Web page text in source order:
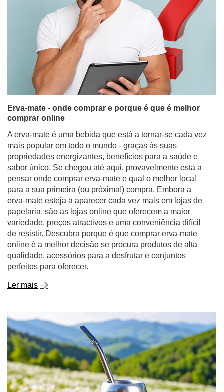
Erva-mate - onde comprar e porque é que é melhor
comprar online
A erva-mate é uma bebida que está a tornar-se cada vez
mais popular em todo o mundo - graças às suas
propriedades energizantes, benefícios para a saúde e
sabor único. Se chegou até aqui, provavelmente está a
pensar onde comprar erva-mate e qual o melhor local
para a sua primeira (ou próxima!) compra. Embora a
erva-mate esteja a aparecer cada vez mais em lojas de
papelaria, são as lojas online que oferecem a maior
variedade, preços atractivos e uma conveniência difícil
de resistir. Descubra porque é que comprar erva-mate
online é a melhor decisão se procura produtos de alta
qualidade, acessórios para a desfrutar e conjuntos
perfeitos para oferecer.
Ler mais